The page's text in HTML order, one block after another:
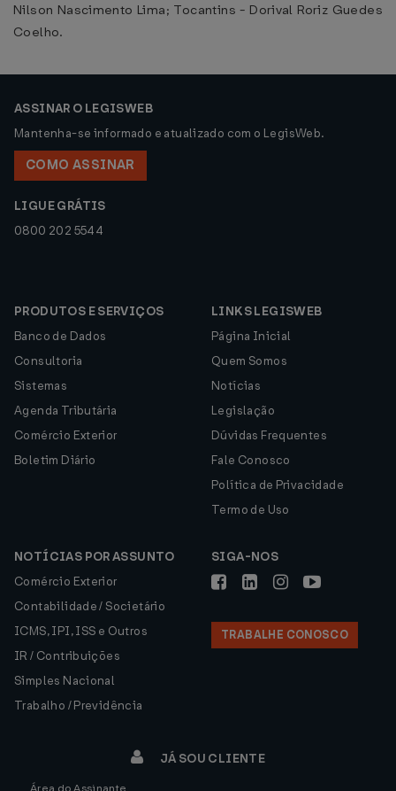
Nilson Nascimento Lima; Tocantins - Dorival Roriz Guedes
Coelho.
ASSINAR O LEGISWEB
Mantenha-se informado e atualizado com o LegisWeb.
COMO ASSINAR
LIGUE GRÁTIS
0800 202 5544
PRODUTOS E SERVIÇOS
Banco de Dados
Consultoria
Sistemas
Agenda Tributária
Comércio Exterior
Boletim Diário
LINKS LEGISWEB
Página Inicial
Quem Somos
Notícias
Legislação
Dúvidas Frequentes
Fale Conosco
Política de Privacidade
Termo de Uso
NOTÍCIAS POR ASSUNTO
Comércio Exterior
Contabilidade / Societário
ICMS, IPI, ISS e Outros
IR / Contribuições
Simples Nacional
Trabalho / Previdência
SIGA-NOS
TRABALHE CONOSCO
JÁ SOU CLIENTE